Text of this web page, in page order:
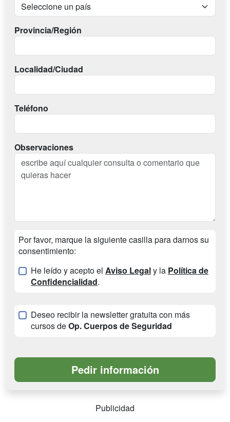
Provincia/Región
Localidad/Ciudad
Teléfono
Observaciones
Por favor, marque la siguiente casilla para darnos su
consentimiento:
He leído y acepto el Aviso Legaly la Política de
Confidencialidad.
Deseo recibir la newsletter gratuita con más
cursos deOp. Cuerpos de Seguridad
Publicidad